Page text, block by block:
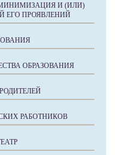
И (ИЛИ)
ЕГО ПРОЯВЛЕНИЙ
ОБРАЗОВАНИЯ
РАБОТНИКОВ